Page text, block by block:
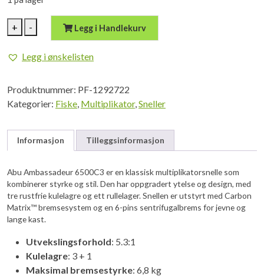
+
Abu
Ambassadeur
antall
- Legg i Handlekurv
Legg i ønskelisten
Produktnummer: PF-1292722
Kategorier: Fiske, Multiplikator,Sneller
Informasjon Tilleggsinformasjon
Abu Ambassadeur 6500C3 er en klassisk multiplikatorsnelle som
kombinerer styrke og stil. Den har oppgradert ytelse og design, med
tre rustfrie kulelagre og ett rullelager. Snellen er utstyrt med Carbon
Matrix™ bremsesystem og en 6-pins sentrifugalbrems for jevne og
lange kast.
Utvekslingsforhold: 5.3:1
Kulelagre: 3 + 1
Maksimal bremsestyrke: 6,8 kg